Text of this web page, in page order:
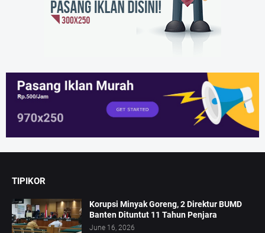
TIPIKOR
Korupsi Minyak Goreng, 2 Direktur BUMD
Banten Dituntut 11 Tahun Penjara
June 16, 2026